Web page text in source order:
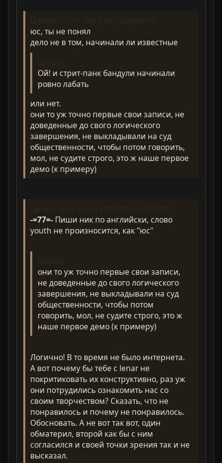
юс, ты не понял
дело не в том, начинали ли известные
Ой! и стрит-панк бандули начинали
ровно лабать
или нет.
они то уж точно первые свои записи, не
доведенные до свого логического
завершения, не выкладывали на суд
общественности, чтобы потом говорить,
мол, не судите строго, это ж наше первое
демо (к примеру)
-=77=- Пиши ник по английски, слово
youth не произносится, как "юс"
они то уж точно первые свои записи,
не доведенные до свого логического
завершения, не выкладывали на суд
общественности, чтобы потом
говорить, мол, не судите строго, это ж
наше первое демо (к примеру)
Логично! В то время не было интернета.
А вот почему бы тебе с lenar не
покритиковать их конструктивно, раз уж
они потрудились ознакомить нас со
своим творчеством? Сказать, что не
понравилось и почему не понравилось.
Обосновать. А не вот так вот, один
обматерил, второй как бы с ним
согласился и своей точки зрения так и не
высказал.